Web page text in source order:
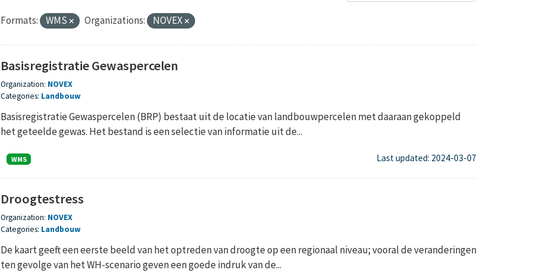
Formats: WMS Organizations: NOVEX
Basisregistratie Gewaspercelen
Organization: NOVEX
Categories: Landbouw
Basisregistratie Gewaspercelen (BRP) bestaat uit de locatie van landbouwpercelen met daaraan gekoppeld
het geteelde gewas. Het bestand is een selectie van informatie uit de...
WMS Last updated: 2024-03-07
Droogtestress
Organization: NOVEX
Categories: Landbouw
De kaart geeft een eerste beeld van het optreden van droogte op een regionaal niveau; vooral de veranderingen
ten gevolge van het WH-scenario geven een goede indruk van de...